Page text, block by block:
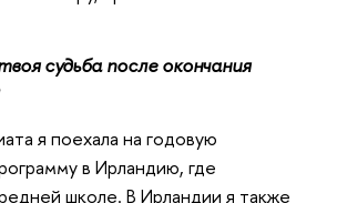
судьба после окончания
я поехала на годовую
в Ирландию, где
школе. В Ирландии я также